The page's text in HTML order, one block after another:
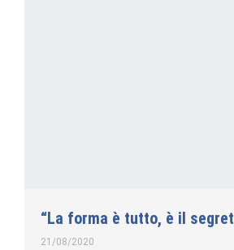
“La forma è tutto, è il
21/08/2020